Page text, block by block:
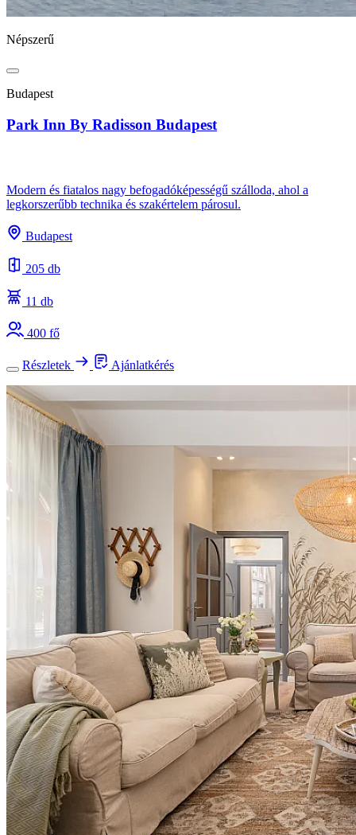
Népszerű
Budapest
Park Inn By Radisson Budapest
Modern és fiatalos nagy befogadóképességű szálloda, ahol a
legkorszerűbb technika és szakértelem párosul.
Budapest
205 db
11 db
400 fő
Részletek Ajánlatkérés